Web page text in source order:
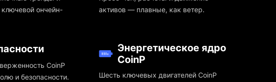
ончейн-
активов — плавные, как ветер.
CoinP
и безопасности.
Энергетическое ядро
CoinP
Шесть ключевых двигателей CoinP